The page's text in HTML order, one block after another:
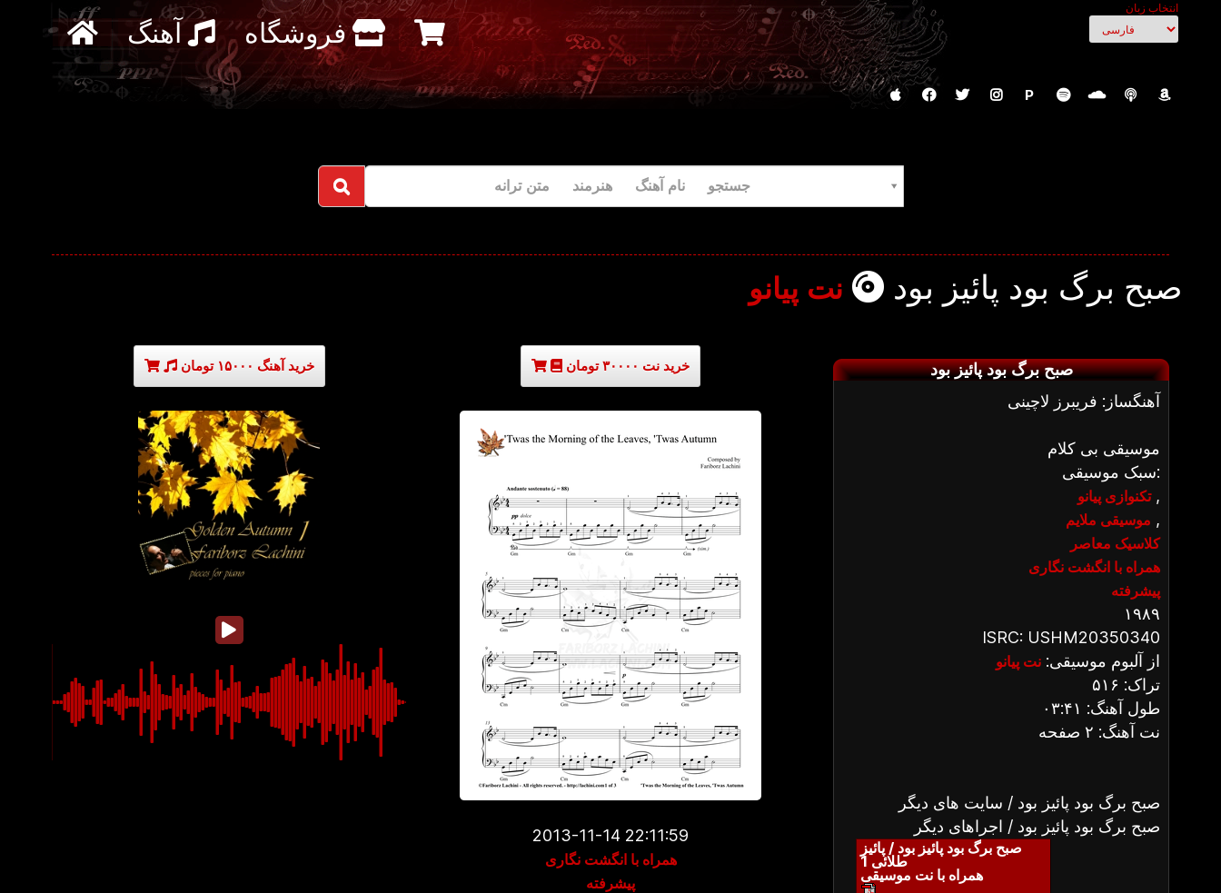
انتخاب زبان
آهنگ فروشگاه
P
جستجو نام آهنگ هنرمند متن ترانه
صبح برگ بود پائیز بود نت پیانو
خرید آهنگ ۱۵۰۰۰ تومان خرید نت ۳۰۰۰۰ تومان
2013-11-14 22:11:59
همراه با انگشت نگاری
پیشرفته
صبح برگ بود پائیز بود
آهنگساز: فریبرز لاچینی
موسیقی بی کلام
سبک موسیقی:
تکنوازی پیانو,
موسیقی ملایم ,
کلاسیک معاصر
همراه با انگشت نگاری
پیشرفته
۱۹۸۹
ISRC: USHM20350340
از آلبوم موسیقی: نت پیانو
تراک: ۵۱۶
طول آهنگ: ۰۳:۴۱
نت آهنگ: ۲ صفحه
صبح برگ بود پائیز بود / سایت های دیگر
صبح برگ بود پائیز بود / اجراهای دیگر
صبح برگ بود پائیز بود / پائیز
طلائی 1
همراه با نت موسیقی